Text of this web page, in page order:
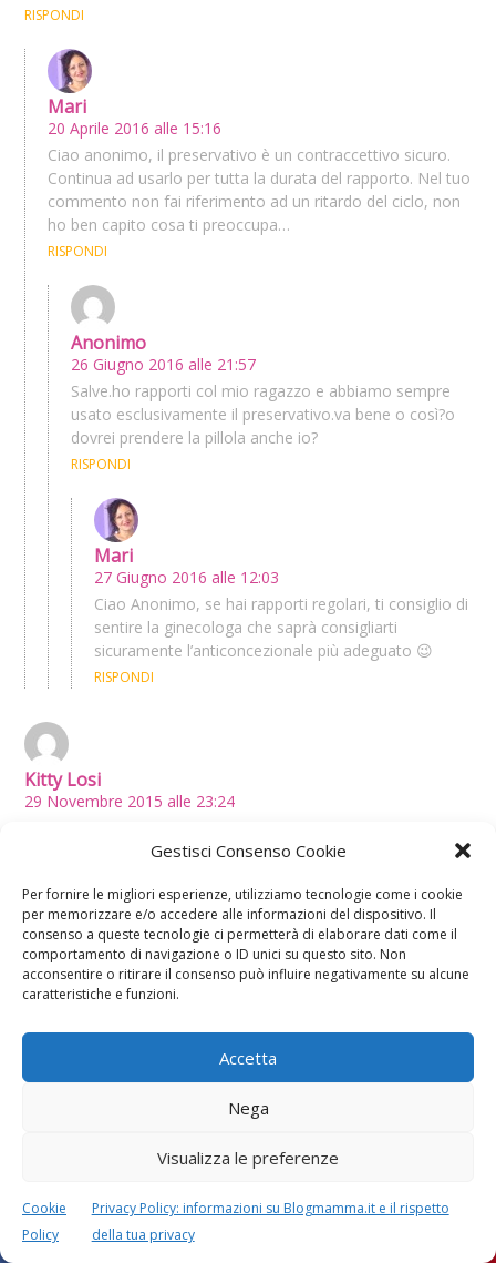
Gestisci Consenso Cookie
Per fornire le migliori esperienze, utilizziamo tecnologie come i cookie
per memorizzare e/o accedere alle informazioni del dispositivo. Il
consenso a queste tecnologie ci permetterà di elaborare dati come il
comportamento di navigazione o ID unici su questo sito. Non
acconsentire o ritirare il consenso può influire negativamente su alcune
caratteristiche e funzioni.
Accetta
Nega
Visualizza le preferenze
Cookie
Policy
Privacy Policy: informazioni su Blogmamma.it e il rispetto
della tua privacy
RISPONDI
Mari
20 Aprile 2016 alle 15:16
Ciao anonimo, il preservativo è un contraccettivo sicuro.
Continua ad usarlo per tutta la durata del rapporto. Nel tuo
commento non fai riferimento ad un ritardo del ciclo, non
ho ben capito cosa ti preoccupa…
RISPONDI
Anonimo
26 Giugno 2016 alle 21:57
Salve.ho rapporti col mio ragazzo e abbiamo sempre
usato esclusivamente il preservativo.va bene o così?o
dovrei prendere la pillola anche io?
RISPONDI
Mari
27 Giugno 2016 alle 12:03
Ciao Anonimo, se hai rapporti regolari, ti consiglio di
sentire la ginecologa che saprà consigliarti
sicuramente l’anticoncezionale più adeguato 😉
RISPONDI
Kitty Losi
29 Novembre 2015 alle 23:24
rispondere. Ho 16 anni e oggi ho avuto un rapporto con il mio
quabdi ci siamo accorti che si era rotto abbiamo smesso
subito. Non sappiamo quando si sia rotto, ma lui non è
venuto. Io non sono nel periodo fertile, la probabilità di essere
incinta è alta? Ti preg di rispondermi pperché sono davvero in
pensiero. Grazie Iinfinite se lo farai. Un bacione 🙂
Ciao Kitty, è possibile, ma le probabilità non sono alte, in
RISPONDI